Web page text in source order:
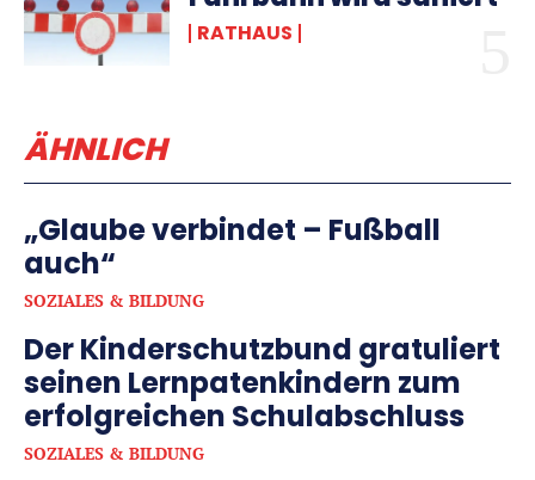
RATHAUS
ÄHNLICH
„Glaube verbindet – Fußball
auch“
SOZIALES & BILDUNG
Der Kinderschutzbund gratuliert
seinen Lernpatenkindern zum
erfolgreichen Schulabschluss
SOZIALES & BILDUNG